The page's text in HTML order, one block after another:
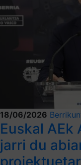
18/06/2026
Euskal AEk
jarri du